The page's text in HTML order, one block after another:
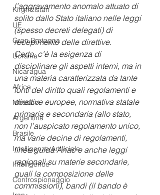
Kirghizistan
UE
Gran Bretagna
Ucraina
Nicaragua
Africa
Messico
Argentina
Brasile
Intelligenza Artificiale
Intelligence
Controspionaggio
l’aggravamento anomalo attuato di
solito dallo Stato italiano nelle leggi
(spesso decreti delegati) di
recepimento delle direttive.
Certo, c’è la esigenza di
disciplinare gli aspetti interni, ma in
una materia caratterizzata da tante
fonti del diritto quali regolamenti e
direttive europee, normativa statale
primaria e secondaria (allo stato,
non l’auspicato regolamento unico,
ma varie decine di regolamenti,
linee guida Anac e anche leggi
regionali su materie secondarie,
quali la composizione delle
commissioni), bandi (il bando è